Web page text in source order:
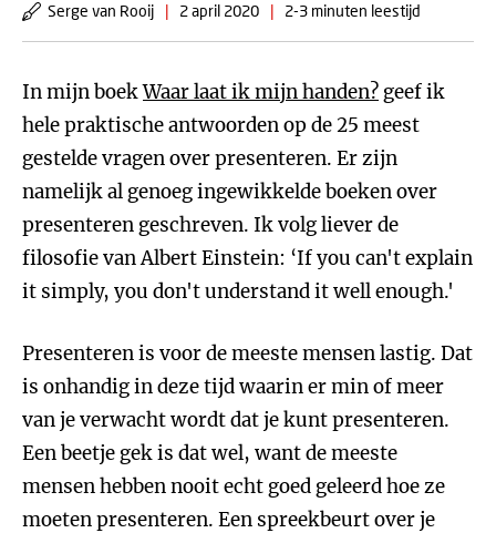
Serge van Rooij | 2 april 2020 | 2-3 minuten leestijd
In mijn boekWaar laat ik mijn handen? geef ik
hele praktische antwoorden op de 25 meest
gestelde vragen over presenteren. Er zijn
namelijk al genoeg ingewikkelde boeken over
presenteren geschreven. Ik volg liever de
filosofie van Albert Einstein: ‘If you can't explain
it simply, you don't understand it well enough.'
Presenteren is voor de meeste mensen lastig. Dat
is onhandig in deze tijd waarin er min of meer
van je verwacht wordt dat je kunt presenteren.
Een beetje gek is dat wel, want de meeste
mensen hebben nooit echt goed geleerd hoe ze
moeten presenteren. Een spreekbeurt over je